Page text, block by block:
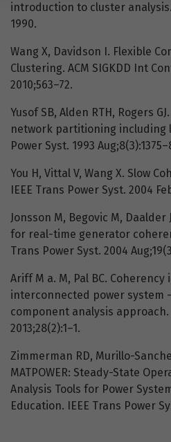
introduction to cluster analysis.
1990.
Wang X, Davidson I. Flexible
Clustering. ACM SIGKDD Int
2010;563–72.
Yusof SB, Alden RTH, Rogers
network partitioning including
Power Syst. 1993
You H, Vittal V, Wang X. Slow
IEEE Trans Power Syst. 2004
Jonsson M, Begovic M,
for real-time generator
Trans Power Syst. 2004
Ariff M a. M, Pal BC.
interconnected power system
component analysis approach.
2013;28(2):1–1.
Zimmerman RD, Murillo-
MATPOWER: Steady-State
Analysis Tools for Power
Education. IEEE Trans Power